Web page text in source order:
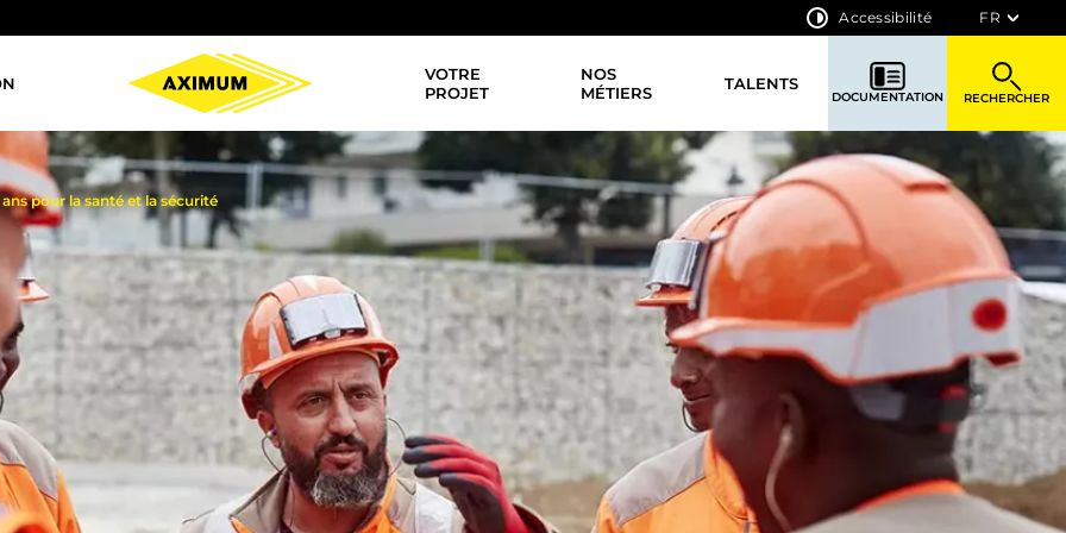
Accessibilité FR
Navigation
principale
VOTRE
PROJET
NOS
MÉTIERS
TALENTS
DOCUMENTATION RECHERCHER
pour la santé et la sécurité